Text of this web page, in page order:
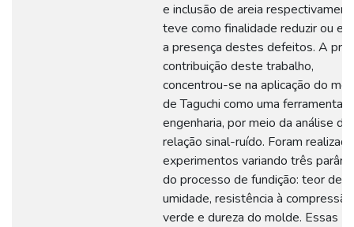
e inclusão de areia
teve como finalidade reduzir ou
a presença destes defeitos. A
contribuição deste trabalho,
concentrou-se na aplicação do
de Taguchi como uma ferramenta
engenharia, por meio da análise da
relação sinal-ruído. Foram
experimentos variando três
do processo de fundição: teor de
umidade, resistência à
verde e dureza do molde. Essas